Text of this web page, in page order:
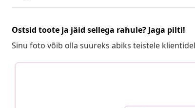
Ostsid toote ja jäid sellega rahule? Jaga pilti!
Sinu foto võib olla suureks abiks teistele